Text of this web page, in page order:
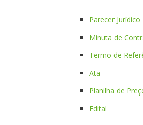
Parecer Jurídico
Minuta de
Termo de
Ata
Planilha de
Edital